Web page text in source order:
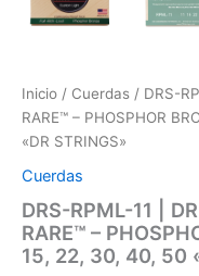
Inicio / Cuerdas / DRS-
RARE™ – PHOSPHOR
«DR STRINGS»
Cuerdas
DRS-RPML-11 |
RARE™ –
15, 22, 30, 40, 50